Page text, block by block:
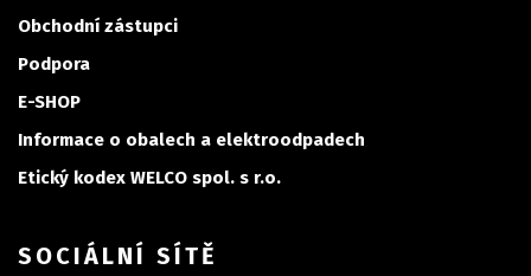
Obchodní zástupci
Podpora
E-SHOP
Informace o obalech a elektroodpadech
Etický kodex WELCO spol. s r.o.
SOCIÁLNÍ SÍTĚ